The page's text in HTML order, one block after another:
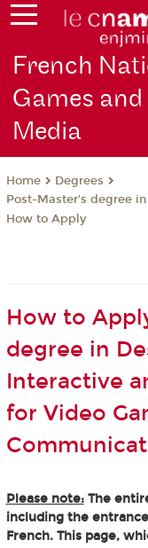
French
Games
Media
Home
Degrees
Post-Master’s degree
How to Apply
How to
degree in
Interactive
for Video
Please note:The
including the
French. This page,